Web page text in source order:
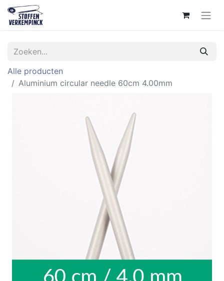
Alle producten
Aluminium circular needle 60cm 4.00mm